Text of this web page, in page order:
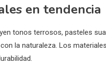
en tendencia
tonos terrosos, pasteles
la naturaleza. Los